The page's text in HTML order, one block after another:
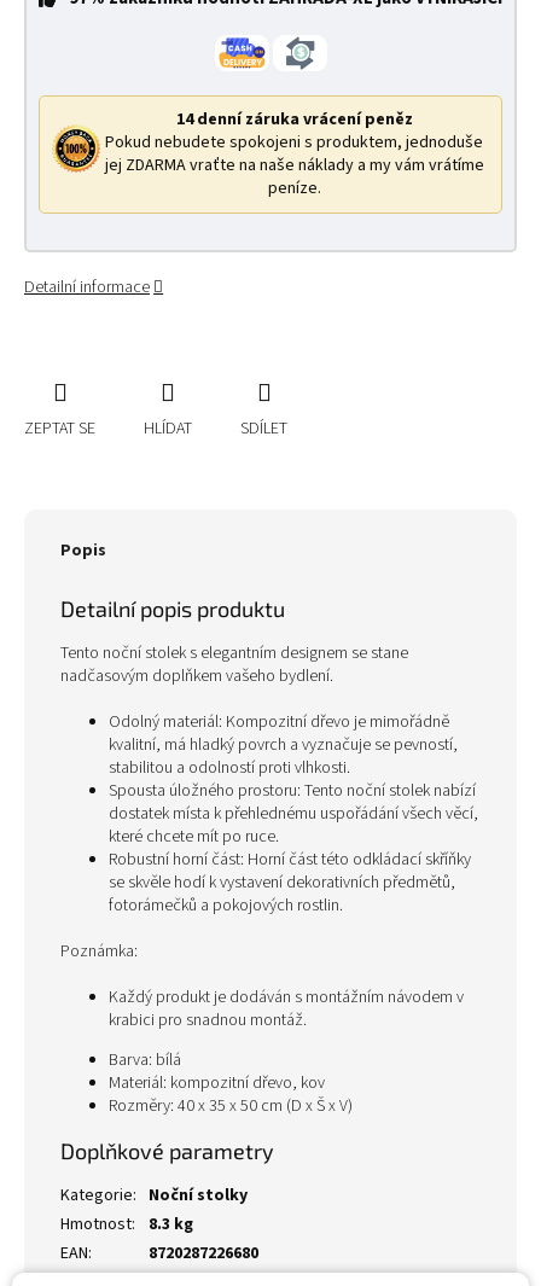
14 denní záruka vrácení peněz
Pokud nebudete spokojeni s produktem, jednoduše
jej ZDARMA vraťte na naše náklady a my vám vrátíme
peníze.
Detailní informace
ZEPTAT SE HLÍDAT SDÍLET
Popis
Detailní popis produktu
Tento noční stolek s elegantním designem se stane
nadčasovým doplňkem vašeho bydlení.
Odolný materiál: Kompozitní dřevo je mimořádně
kvalitní, má hladký povrch a vyznačuje se pevností,
stabilitou a odolností proti vlhkosti.
Spousta úložného prostoru: Tento noční stolek nabízí
dostatek místa k přehlednému uspořádání všech věcí,
které chcete mít po ruce.
Robustní horní část: Horní část této odkládací skříňky
se skvěle hodí k vystavení dekorativních předmětů,
fotorámečků a pokojových rostlin.
Poznámka:
Každý produkt je dodáván s montážním návodem v
krabici pro snadnou montáž.
Barva: bílá
Materiál: kompozitní dřevo, kov
Rozměry: 40 x 35 x 50 cm (D x Š x V)
Doplňkové parametry
Kategorie: Noční stolky
Hmotnost:
8.3 kg
EAN: 8720287226680